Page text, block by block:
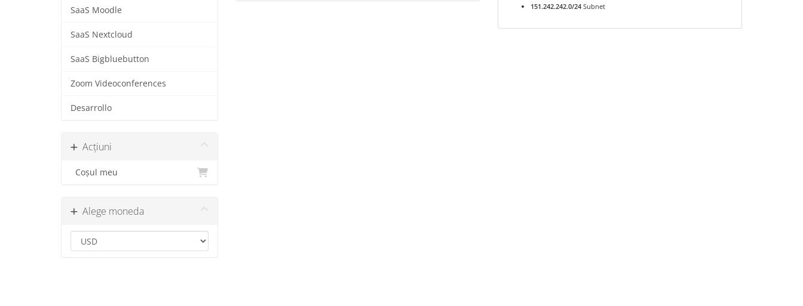
SaaS Moodle
SaaS Nextcloud
SaaS Bigbluebutton
Zoom Videoconferences
Desarrollo
Acțiuni
Coșul meu
Alege moneda
151.242.242.0/24 Subnet